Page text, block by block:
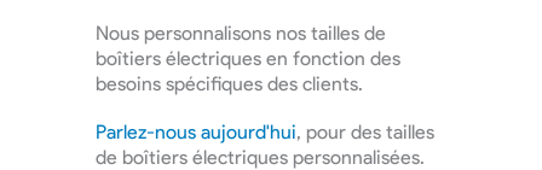
Nous personnalisons nos tailles de
boîtiers électriques en fonction des
besoins spécifiques des clients.
Parlez-nous aujourd'hui, pour des tailles
de boîtiers électriques personnalisées.